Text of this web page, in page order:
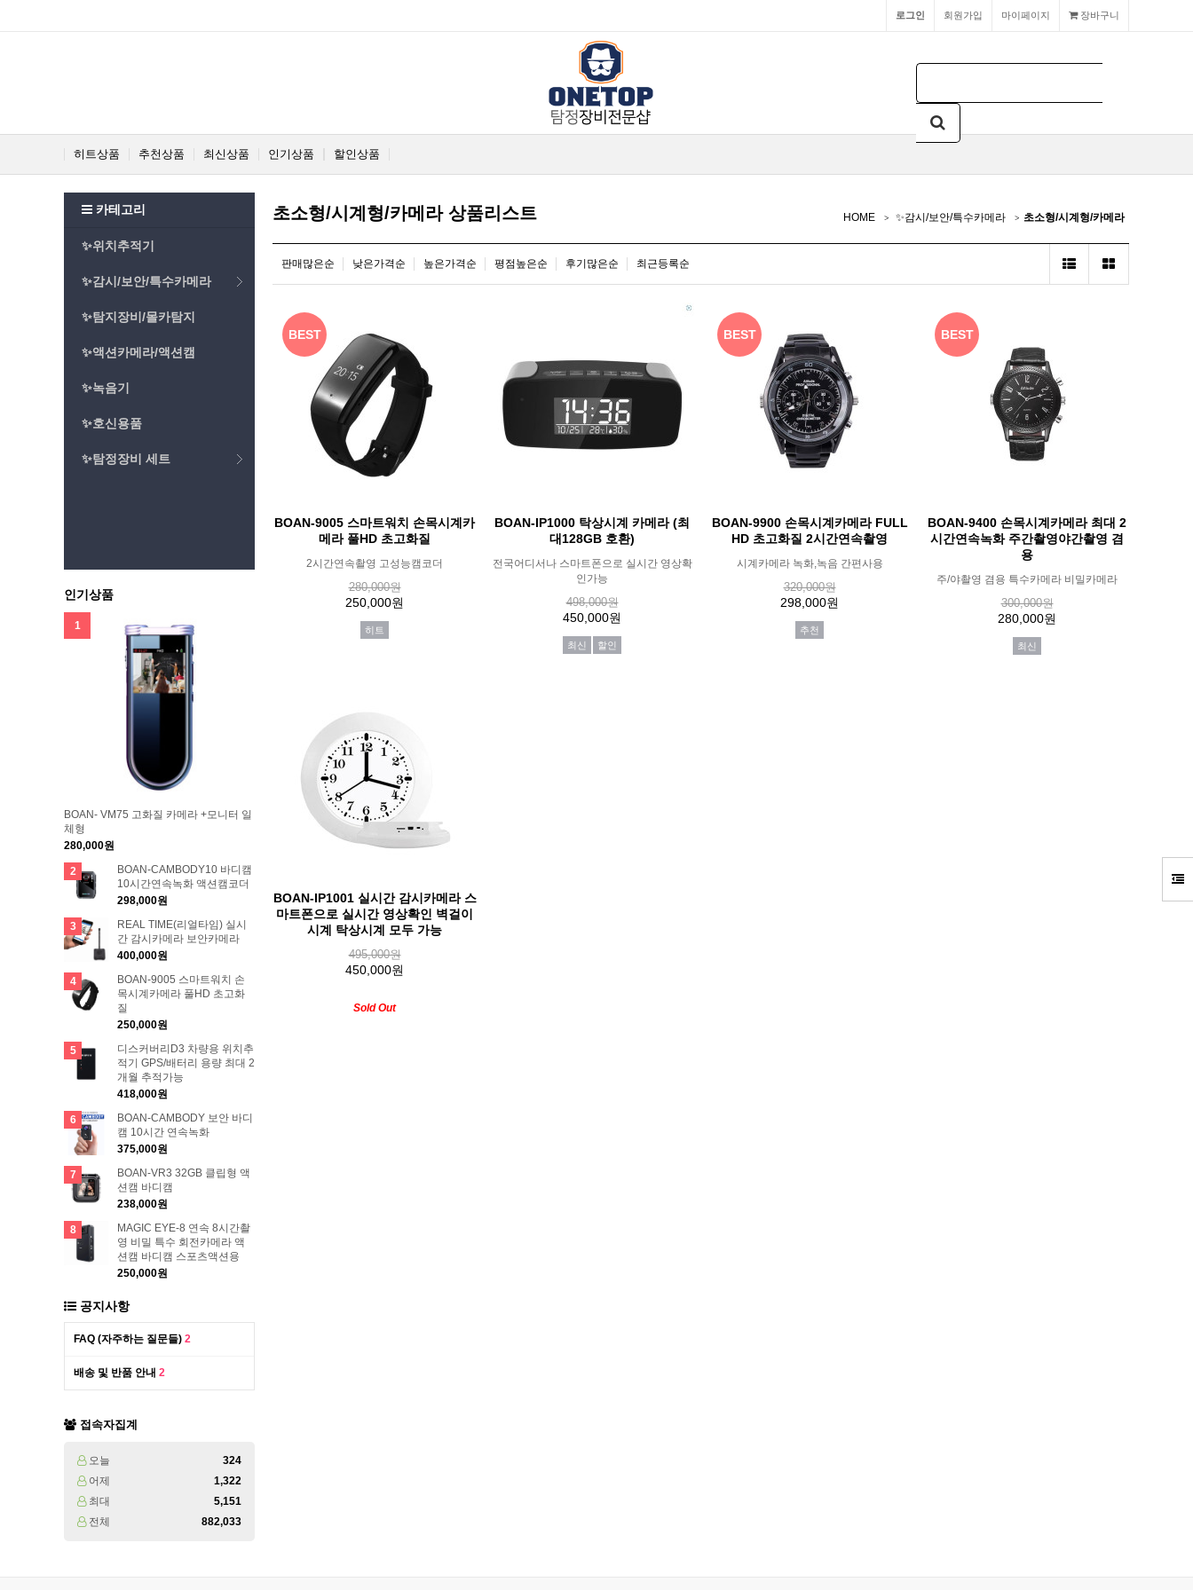
장바구니
마이페이지
회원가입
로그인
히트상품 추천상품 최신상품 인기상품 할인상품
카테고리
✨위치추적기
✨감시/보안/특수카메라
✨탐지장비/몰카탐지
✨액션카메라/액션캠
✨녹음기
✨호신용품
✨탐정장비 세트
인기상품
1
BOAN- VM75 고화질 카메라 +모니터 일
체형
280,000원
2
BOAN-CAMBODY10 바디캠
10시간연속녹화 액션캠코더
298,000원
3
REAL TIME(리얼타임) 실시
간 감시카메라 보안카메라
400,000원
4
BOAN-9005 스마트워치 손
목시계카메라 풀HD 초고화
질
250,000원
5
디스커버리D3 차량용 위치추
적기 GPS/배터리 용량 최대 2
개월 추적가능
418,000원
6
BOAN-CAMBODY 보안 바디
캠 10시간 연속녹화
375,000원
7
BOAN-VR3 32GB 클립형 액
션캠 바디캠
238,000원
8
MAGIC EYE-8 연속 8시간촬
영 비밀 특수 회전카메라 액
션캠 바디캠 스포츠액션용
250,000원
공지사항
FAQ (자주하는 질문들) 2
배송 및 반품 안내 2
접속자집계
오늘
324
어제
1,322
최대
5,151
전체
882,033
초소형/시계형/카메라 상품리스트 HOME ✨감시/보안/특수카메라 초소형/시계형/카메라
판매많은순 낮은가격순 높은가격순 평점높은순 후기많은순 최근등록순
BOAN-9005 스마트워치 손목시계카
메라 풀HD 초고화질
2시간연속촬영 고성능캠코더
280,000원
250,000원
히트
BEST
BOAN-IP1000 탁상시계 카메라 (최
대128GB 호환)
전국어디서나 스마트폰으로 실시간 영상확
인가능
498,000원
450,000원
최신 할인
BOAN-9900 손목시계카메라 FULL
HD 초고화질 2시간연속촬영
시계카메라 녹화,녹음 간편사용
320,000원
298,000원
추천
BEST
BOAN-9400 손목시계카메라 최대 2
시간연속녹화 주간촬영야간촬영 겸
용
주/야촬영 겸용 특수카메라 비밀카메라
300,000원
280,000원
최신
BEST
BOAN-IP1001 실시간 감시카메라 스
마트폰으로 실시간 영상확인 벽걸이
시계 탁상시계 모두 가능
495,000원
450,000원
Sold Out